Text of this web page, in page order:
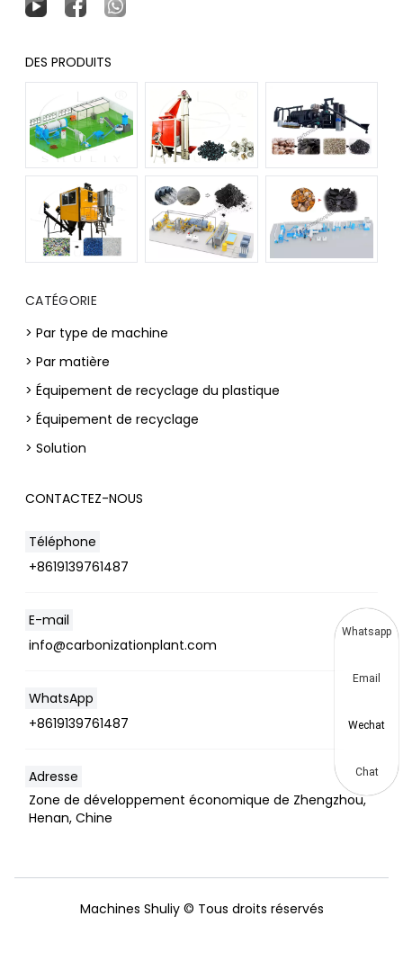
DES PRODUITS
CATÉGORIE
> Par type de machine
> Par matière
> Équipement de recyclage du plastique
> Équipement de recyclage
> Solution
CONTACTEZ-NOUS
Téléphone
+8619139761487
E-mail
info@carbonizationplant.com
WhatsApp
+8619139761487
Adresse
Zone de développement économique de Zhengzhou,
Henan, Chine
Machines Shuliy © Tous droits réservés
Whatsapp
Email
Wechat
Chat